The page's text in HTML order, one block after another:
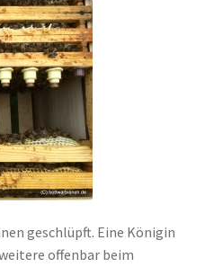
geschlüpft. Eine Königin
offenbar beim